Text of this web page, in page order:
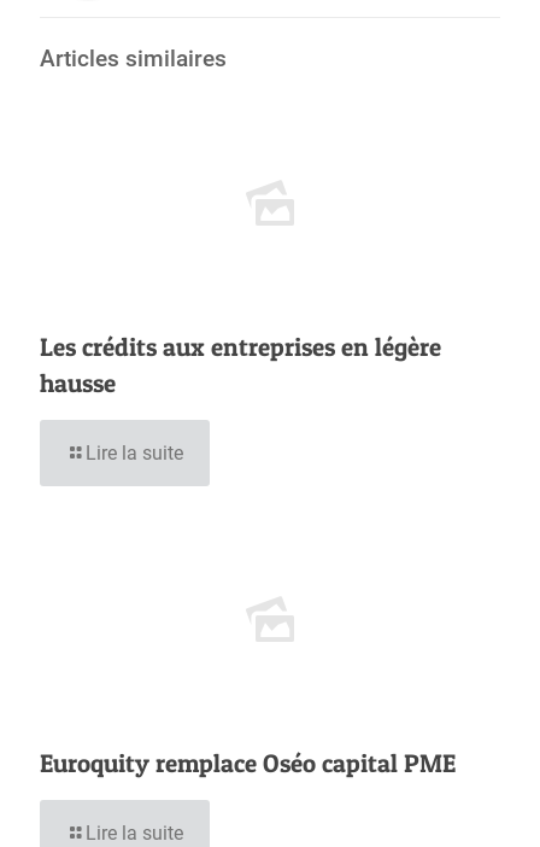
Articles similaires
Les crédits aux entreprises en légère
hausse
Lire la suite
Euroquity remplace Oséo capital PME
Lire la suite